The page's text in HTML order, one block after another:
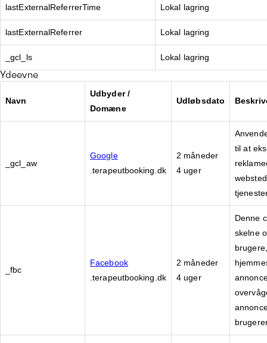
lastExternalReferrerTime Lokal lagring
lastExternalReferrer Lokal lagring
_gcl_ls Lokal lagring
Ydeevne
Navn
Udbyder /
Domæne
Udløbsdato
_gcl_aw
Google
.terapeutbooking.dk
2 måneder
4 uger
til at
_fbc
Facebook
.terapeutbooking.dk
2 måneder
4 uger
Denne
skelne